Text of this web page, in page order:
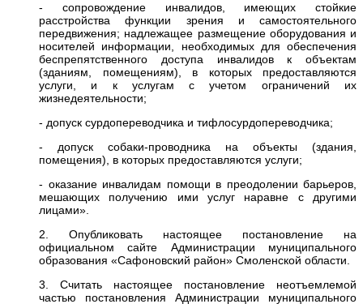
- сопровождение инвалидов, имеющих стойкие
расстройства функции зрения и самостоятельного
передвижения; надлежащее размещение оборудования и
носителей информации, необходимых для обеспечения
беспрепятственного доступа инвалидов к объектам
(зданиям, помещениям), в которых предоставляются
услуги, и к услугам с учетом ограничений их
жизнедеятельности;
- допуск сурдопереводчика и тифлосурдопереводчика;
- допуск собаки-проводника на объекты (здания,
помещения), в которых предоставляются услуги;
- оказание инвалидам помощи в преодолении барьеров,
мешающих получению ими услуг наравне с другими
лицами».
2. Опубликовать настоящее постановление на
официальном сайте Администрации муниципального
образования «Сафоновский район» Смоленской области.
3. Считать настоящее постановление неотъемлемой
частью постановления Администрации муниципального